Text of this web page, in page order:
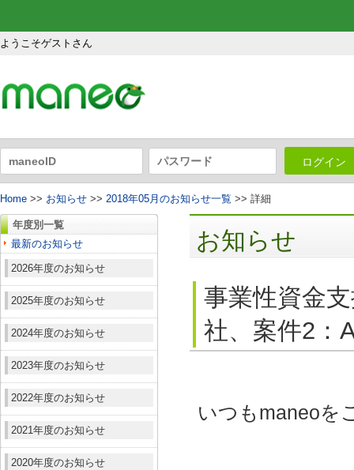
ようこそゲストさん
ログイン
Home >> お知らせ >> 2018年05月のお知らせ一覧 >> 詳細
年度別一覧
最新のお知らせ
2026年度のお知らせ
2025年度のお知らせ
2024年度のお知らせ
2023年度のお知らせ
2022年度のお知らせ
2021年度のお知らせ
2020年度のお知らせ
お知らせ
事業性資金
社、案件2：
いつもmaneoを